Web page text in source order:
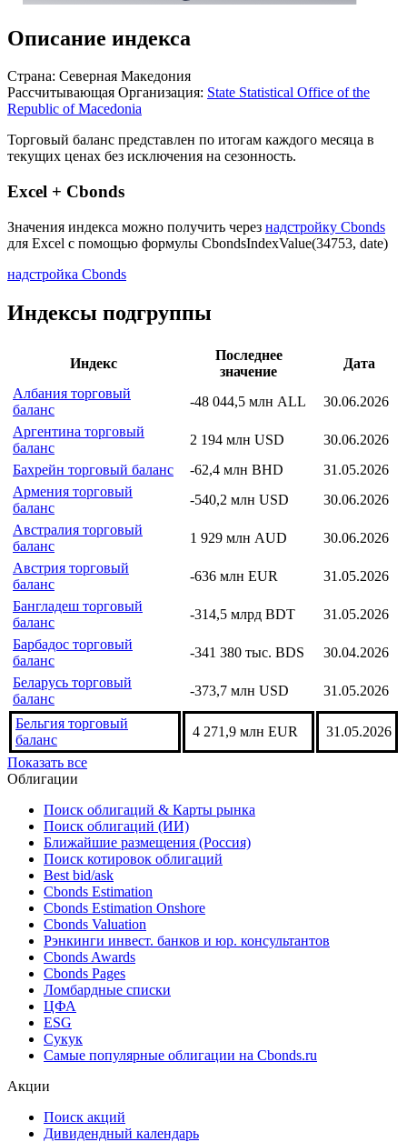
Описание индекса
Страна: Северная Македония
Рассчитывающая Организация: State Statistical Office of the
Republic of Macedonia
Торговый баланс представлен по итогам каждого месяца в
текущих ценах без исключения на сезонность.
Excel + Cbonds
Значения индекса можно получить через надстройку Cbonds
для Excel с помощью формулы CbondsIndexValue(34753, date)
надстройка Cbonds
Индексы подгруппы
Индекс
Последнее
значение
Дата
Албания торговый
баланс
-48 044,5 млн ALL
30.06.2026
Аргентина торговый
баланс
2 194 млн USD
30.06.2026
Бахрейн торговый баланс
-62,4 млн BHD
31.05.2026
Армения торговый
баланс
-540,2 млн USD
30.06.2026
Австралия торговый
баланс
1 929 млн AUD
30.06.2026
Австрия торговый
баланс
-636 млн EUR
31.05.2026
Бангладеш торговый
баланс
-314,5 млрд BDT
31.05.2026
Барбадос торговый
баланс
-341 380 тыс. BDS
30.04.2026
Беларусь торговый
баланс
-373,7 млн USD 31.05.2026
Бельгия торговый
баланс
4 271,9 млн EUR
31.05.2026
Показать все
Облигации
Поиск облигаций & Карты рынка
Поиск облигаций (ИИ)
Ближайшие размещения (Россия)
Поиск котировок облигаций
Best bid/ask
Cbonds Estimation
Cbonds Estimation Onshore
Cbonds Valuation
Рэнкинги инвест. банков и юр. консультантов
Cbonds Awards
Cbonds Pages
Ломбардные списки
ЦФА
ESG
Сукук
Самые популярные облигации на Cbonds.ru
Акции
Поиск акций
Дивидендный календарь